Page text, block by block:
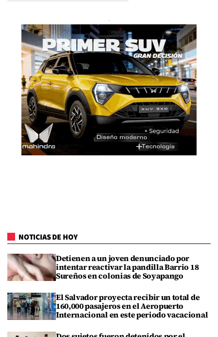
NOTICIAS DE HOY
Detienen a un joven denunciado por
intentar reactivar la pandilla Barrio 18
Sureños en colonias de Soyapango
El Salvador proyecta recibir un total de
160,000 pasajeros en el Aeropuerto
Internacional en este periodo vacacional